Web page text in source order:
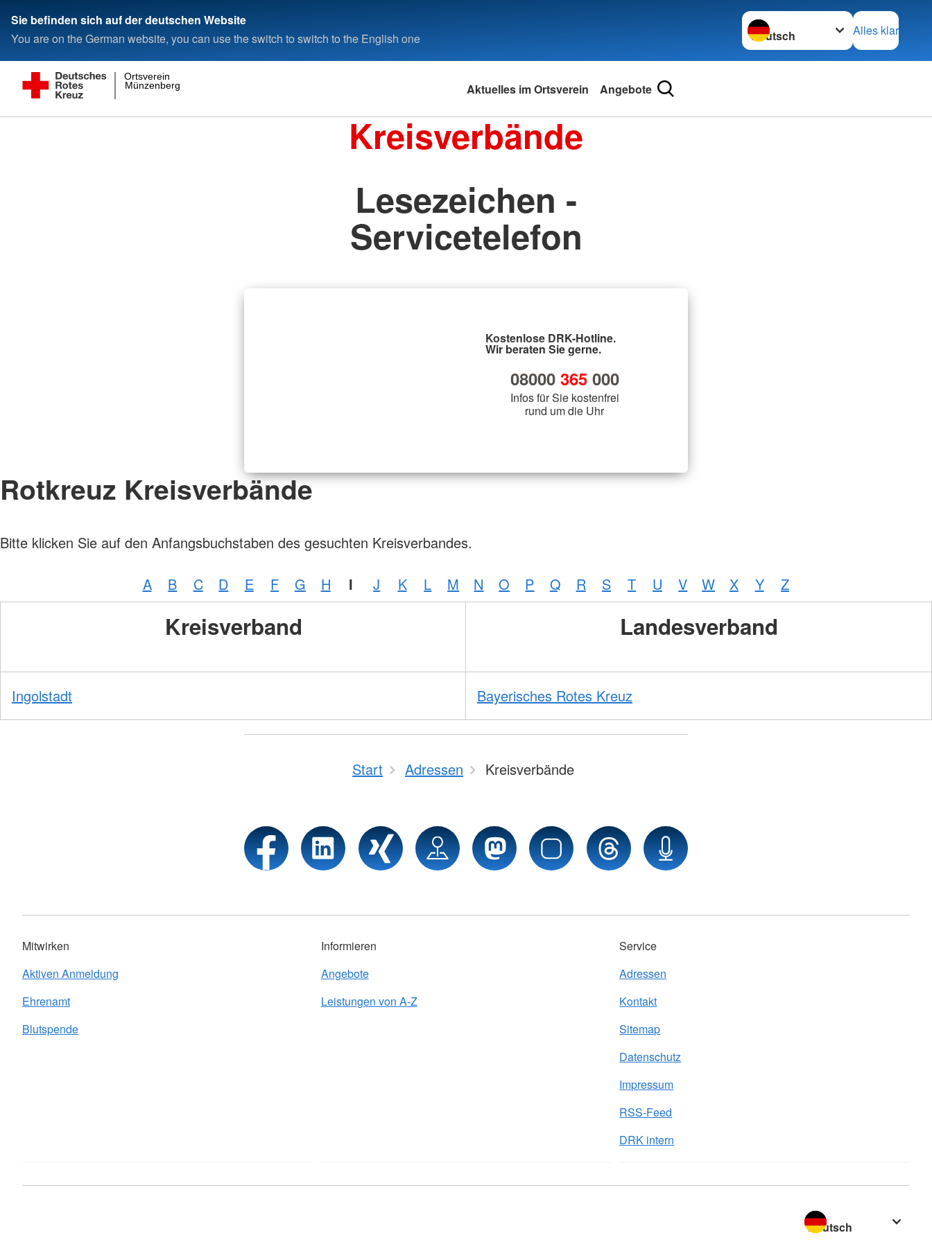
Sie befinden sich auf der deutschen Website
You are on the German website, you can use the switch to switch to the English one
Sprache wechseln zu
Alles klar
Münzenberg
Ortsverein
Aktuelles im Ortsverein Angebote
Kreisverbände
Lesezeichen -
Servicetelefon
Kostenlose DRK-Hotline.
Wir beraten Sie gerne.
08000 365000
Infos für Sie kostenfrei
rund um die Uhr
Rotkreuz Kreisverbände
Bitte klicken Sie auf den Anfangsbuchstaben des gesuchten Kreisverbandes.
A B C D E F G H I J K L M N O P Q R S T U V W X Y Z
Kreisverband Landesverband
Ingolstadt Bayerisches Rotes Kreuz
Start Adressen Kreisverbände
Mitwirken
Aktiven Anmeldung
Ehrenamt
Blutspende
Informieren
Angebote
Leistungen von A-Z
Service
Adressen
Kontakt
Sitemap
Datenschutz
Impressum
RSS-Feed
DRK intern
Sprache wechseln zu